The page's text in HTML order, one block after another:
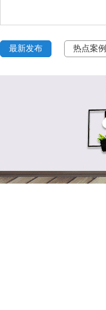
最新发布 热点案例